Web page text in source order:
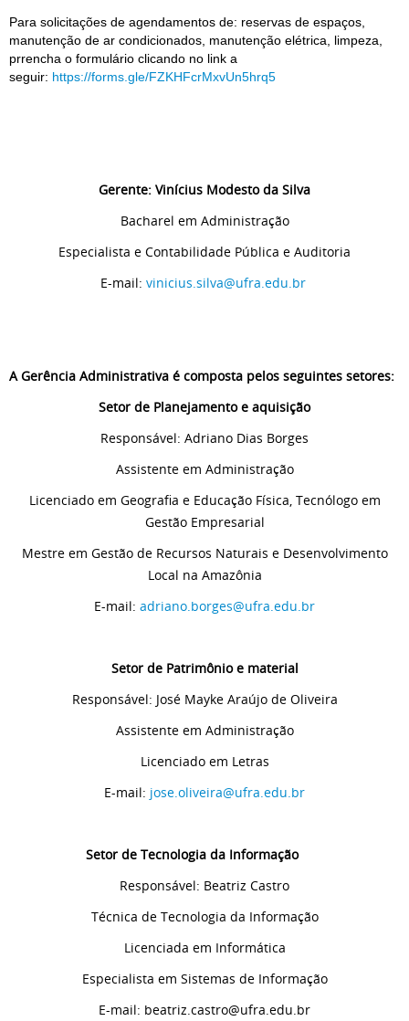
Para solicitações de agendamentos de: reservas de espaços,
manutenção de ar condicionados, manutenção elétrica, limpeza,
prrencha o formulário clicando no link a
seguir: https://forms.gle/FZKHFcrMxvUn5hrq5
Gerente: Vinícius Modesto da Silva
Bacharel em Administração
Especialista e Contabilidade Pública e Auditoria
E-mail: vinicius.silva@ufra.edu.br
A Gerência Administrativa é composta pelos seguintes setores:
Setor de Planejamento e aquisição
Responsável: Adriano Dias Borges
Assistente em Administração
Licenciado em Geografia e Educação Física, Tecnólogo em
Gestão Empresarial
Mestre em Gestão de Recursos Naturais e Desenvolvimento
Local na Amazônia
E-mail: adriano.borges@ufra.edu.br
Setor de Patrimônio e material
Responsável: José Mayke Araújo de Oliveira
Assistente em Administração
Licenciado em Letras
E-mail: jose.oliveira@ufra.edu.br
Setor de Tecnologia da Informação
Responsável: Beatriz Castro
Técnica de Tecnologia da Informação
Licenciada em Informática
Especialista em Sistemas de Informação
E-mail: beatriz.castro@ufra.edu.br